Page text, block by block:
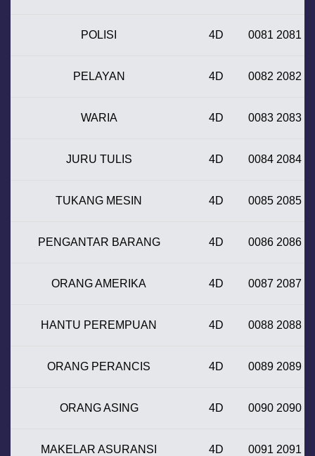
POLISI 4D 0081 2081
PELAYAN 4D 0082 2082
WARIA 4D 0083 2083
JURU TULIS 4D 0084 2084
TUKANG MESIN 4D 0085 2085
PENGANTAR BARANG 4D 0086 2086
ORANG AMERIKA 4D 0087 2087
HANTU PEREMPUAN 4D 0088 2088
ORANG PERANCIS 4D 0089 2089
ORANG ASING 4D 0090 2090
MAKELAR ASURANSI 4D 0091 2091